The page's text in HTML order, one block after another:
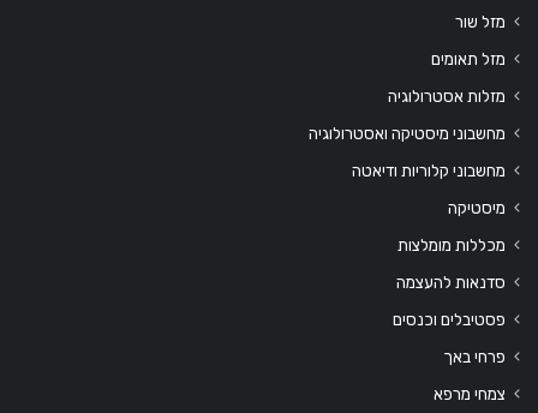
מזל שור
מזל תאומים
מזלות אסטרולוגיה
מחשבוני מיסטיקה ואסטרולוגיה
מחשבוני קלוריות ודיאטה
מיסטיקה
מכללות מומלצות
סדנאות להעצמה
פסטיבלים וכנסים
פרחי באך
צמחי מרפא